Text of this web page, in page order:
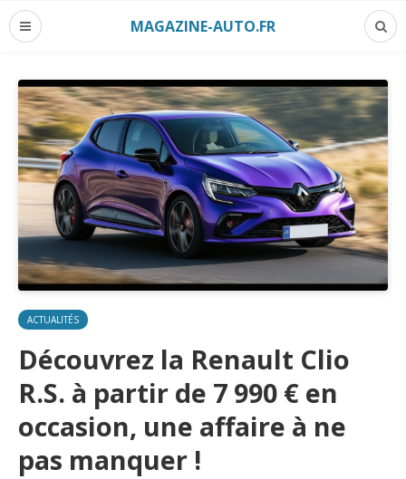
MAGAZINE-AUTO.FR
ACTUALITÉS
Découvrez la Renault Clio
R.S. à partir de 7 990 € en
occasion, une affaire à ne
pas manquer !